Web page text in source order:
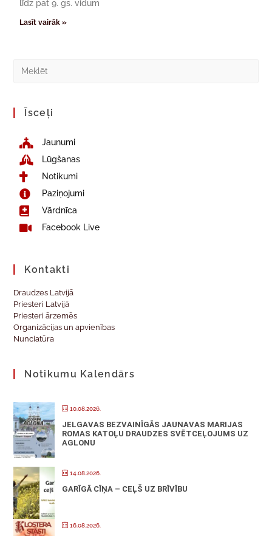
līdz pat 9. gs. vidum
Lasīt vairāk »
Īsceļi
Jaunumi
Lūgšanas
Notikumi
Paziņojumi
Vārdnīca
Facebook Live
Kontakti
Draudzes Latvijā
Priesteri Latvijā
Priesteri ārzemēs
Organizācijas un apvienības
Nunciatūra
Notikumu Kalendārs
10.08.2026.
JELGAVAS BEZVAINĪGĀS JAUNAVAS MARIJAS
ROMAS KATOĻU DRAUDZES SVĒTCEĻOJUMS UZ
AGLONU
14.08.2026.
GARĪGĀ CĪŅA – CEĻŠ UZ BRĪVĪBU
16.08.2026.